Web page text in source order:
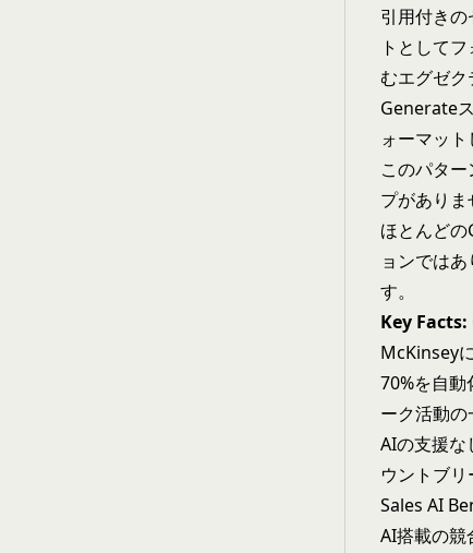
引用付き
トとして
むエグゼク
Generate
ォーマット
このパタ
プがありま
ほとんど
ョンでは
す。
Key
McKinsey
70%を自
ーク活動の
AIの支援な
ウントブ
Sales AI
AI搭載の競